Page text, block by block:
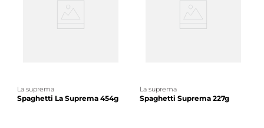
la suprema
Spaghetti La Suprema 454g
la suprema
Spaghetti Suprema 227g